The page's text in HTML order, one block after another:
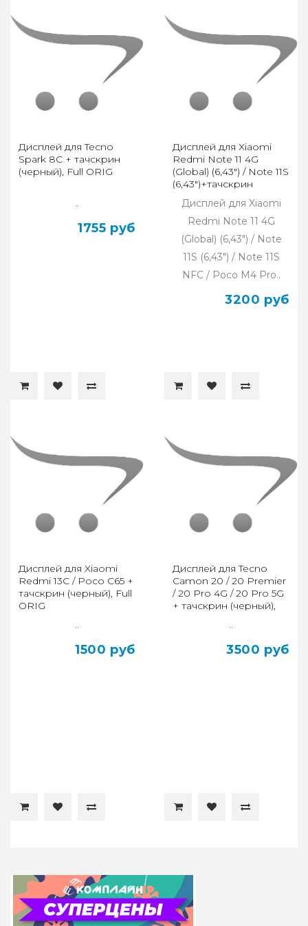
Дисплей для Tecno
Spark 8C + тачскрин
(черный), Full ORIG
..
1755 руб
Дисплей для Xiaomi
Redmi Note 11 4G
(Global) (6,43") / Note 11S
(6,43")+тачскрин
(черный), OLED LCD
Дисплей для Xiaomi
Redmi Note 11 4G
(Global) (6,43") / Note
11S (6,43") / Note 11S
NFC / Poco M4 Pro..
3200 руб
Дисплей для Xiaomi
Redmi 13C / Poco C65 +
тачскрин (черный), Full
ORIG
..
1500 руб
Дисплей для Tecno
Camon 20 / 20 Premier
/ 20 Pro 4G / 20 Pro 5G
+ тачскрин (черный),
..
3500 руб